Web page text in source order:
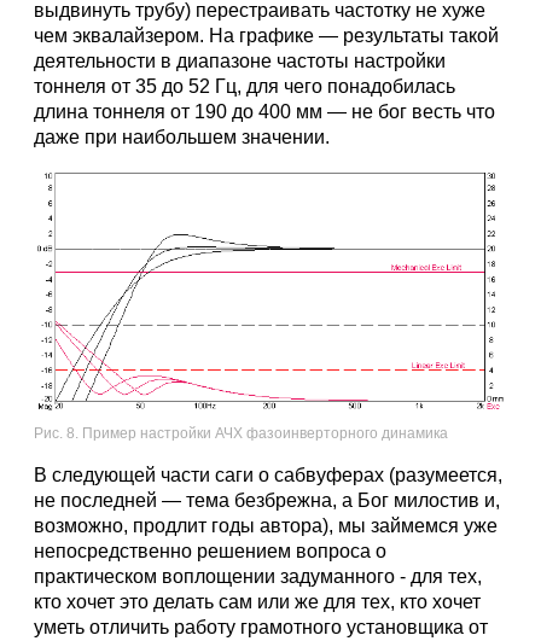
выдвинуть трубу) перестраивать частотку не хуже
чем эквалайзером. На графике — результаты такой
деятельности в диапазоне частоты настройки
тоннеля от 35 до 52 Гц, для чего понадобилась
длина тоннеля от 190 до 400 мм — не бог весть что
даже при наибольшем значении.
Рис. 8. Пример настройки АЧХ фазоинверторного динамика
В следующей части саги о сабвуферах (разумеется,
не последней — тема безбрежна, а Бог милостив и,
возможно, продлит годы автора), мы займемся уже
непосредственно решением вопроса о
практическом воплощении задуманного - для тех,
кто хочет это делать сам или же для тех, кто хочет
уметь отличить работу грамотного установщика от